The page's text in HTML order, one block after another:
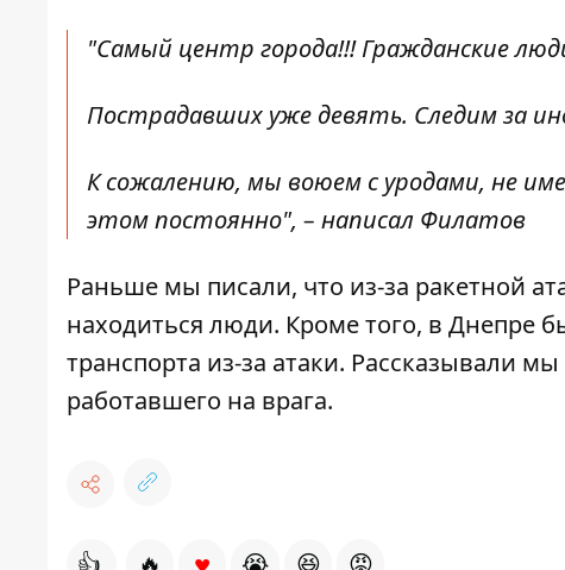
"Самый центр города!!! Гражданские
Пострадавших уже девять. Следим за
К сожалению, мы воюем с уродами, не
этом постоянно", – написал Филатов
Раньше мы писали, что из-за ракетной
находиться люди. Кроме того, в Днепре
транспорта из-за атаки. Рассказывали
работавшего на врага.